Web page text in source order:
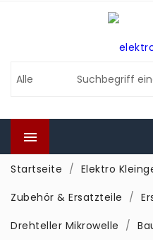

Startseite Elektro
Zubehör & Ersatzteile
Drehteller Mikrowelle